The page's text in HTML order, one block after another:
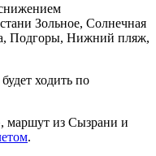
Зольное, Солнечная
Подгоры, Нижний пляж,
ходить по
маршут из Сызрани и
.